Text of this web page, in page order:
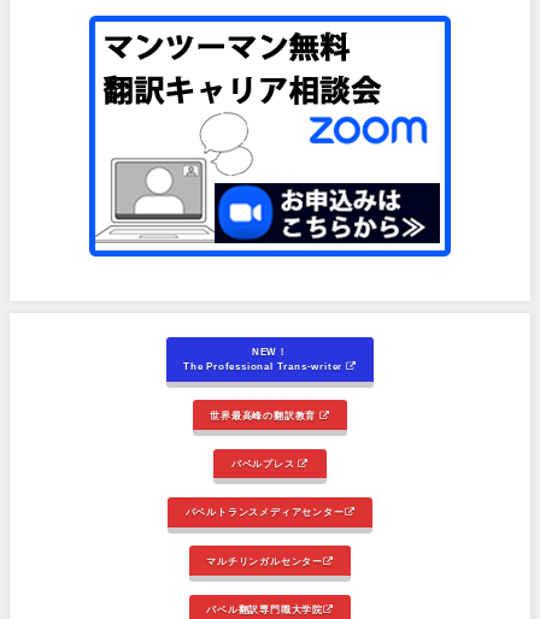
NEW！
The Professional Trans-writer
世界最高峰の翻訳教育
バベルプレス
バベルトランスメディアセンター
マルチリンガルセンター
バベル翻訳専門職大学院